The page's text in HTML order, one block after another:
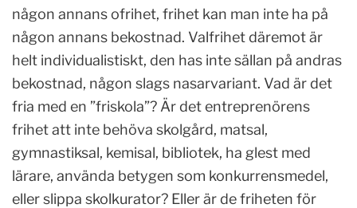
någon annans ofrihet, frihet kan man inte ha på
någon annans bekostnad. Valfrihet däremot är
helt individualistiskt, den has inte sällan på andras
bekostnad, någon slags nasarvariant. Vad är det
fria med en ”friskola”? Är det entreprenörens
frihet att inte behöva skolgård, matsal,
gymnastiksal, kemisal, bibliotek, ha glest med
lärare, använda betygen som konkurrensmedel,
eller slippa skolkurator? Eller är de friheten för